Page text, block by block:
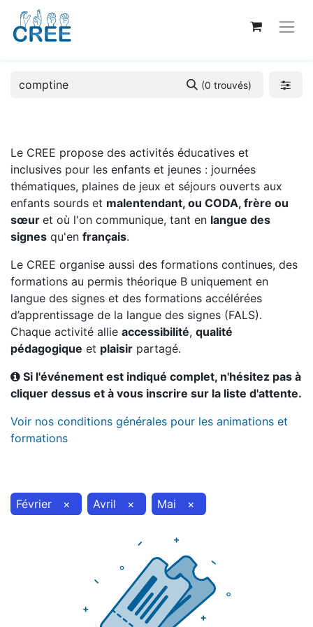
(0 trouvés)
Le CREE propose des activités éducatives et
inclusives pour les enfants et jeunes : journées
thématiques, plaines de jeux et séjours ouverts aux
enfants sourds et malentendant, ou CODA, frère ou
sœur et où l'on communique, tant en langue des
signes qu'en français.
Le CREE organise aussi des formations continues, des
formations au permis théorique B uniquement en
langue des signes et des formations accélérées
d’apprentissage de la langue des signes (FALS).
Chaque activité allie accessibilité, qualité
pédagogique et plaisir partagé.
Si l'événement est indiqué complet, n'hésitez pas à
cliquer dessus et à vous inscrire sur la liste d'attente.
Voir nos conditions générales pour les animations et
formations
Février × Avril × Mai ×